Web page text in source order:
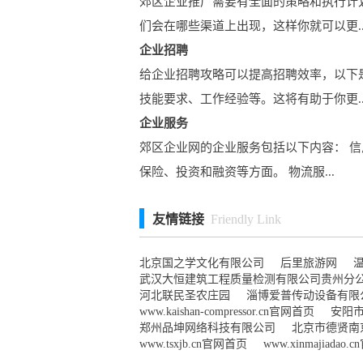
们会在哪些渠道上出现，这样你就可以更
企业招聘
给企业招聘攻略可以提高招聘效率，以
技能要求、工作经验等。这将有助于你更
企业服务
郊区企业网的企业服务包括以下内容：
保险、投资和融资等方面。 物流服...
友情链接 Friendly Link
北京国之学文化有限公司 后里旅游网
武汉大恒建筑工程质量检测有限公司贵州分
河北联民圣农庄园
淄博爱普传动设备有限
www.kaishan-compressor.cn官网首页
安阳
郑州品坤网络科技有限公司
北京市德贤
www.tsxjb.cn官网首页